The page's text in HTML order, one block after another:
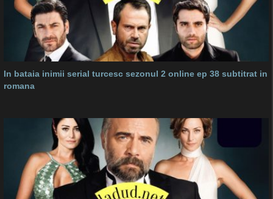
In bataia inimii serial turcesc sezonul 2 online ep 38 subtitrat in
romana